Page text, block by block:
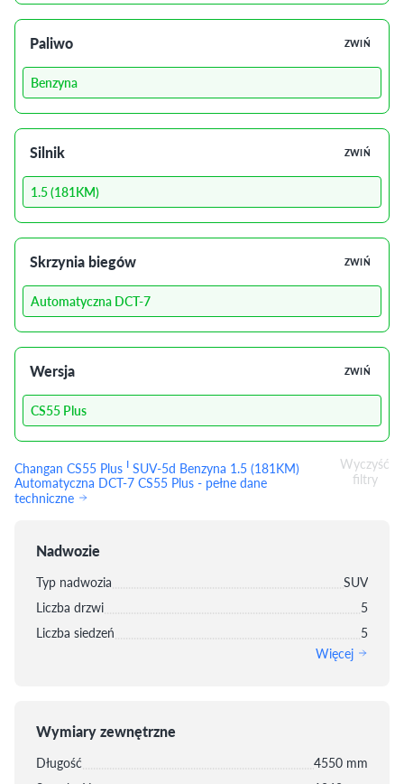
Paliwo ZWIŃ
Benzyna
Silnik ZWIŃ
1.5 (181KM)
Skrzynia biegów ZWIŃ
Automatyczna DCT-7
Wersja ZWIŃ
CS55 Plus
Changan CS55 Plus I SUV-5d Benzyna 1.5 (181KM)
Automatyczna DCT-7 CS55 Plus - pełne dane
techniczne
Wyczyść
filtry
Nadwozie
Typ nadwozia
SUV
Liczba drzwi
5
Liczba siedzeń
5
Więcej
Wymiary zewnętrzne
Długość
4550 mm